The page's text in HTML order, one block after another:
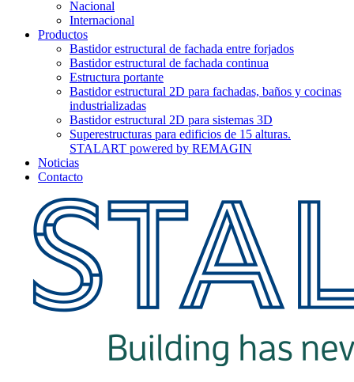
Nacional
Internacional
Productos
Bastidor estructural de fachada entre forjados
Bastidor estructural de fachada continua
Estructura portante
Bastidor estructural 2D para fachadas, baños y cocinas
industrializadas
Bastidor estructural 2D para sistemas 3D
Superestructuras para edificios de 15 alturas.
STALART powered by REMAGIN
Noticias
Contacto